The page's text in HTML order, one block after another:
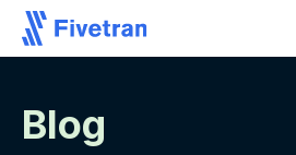
Blog